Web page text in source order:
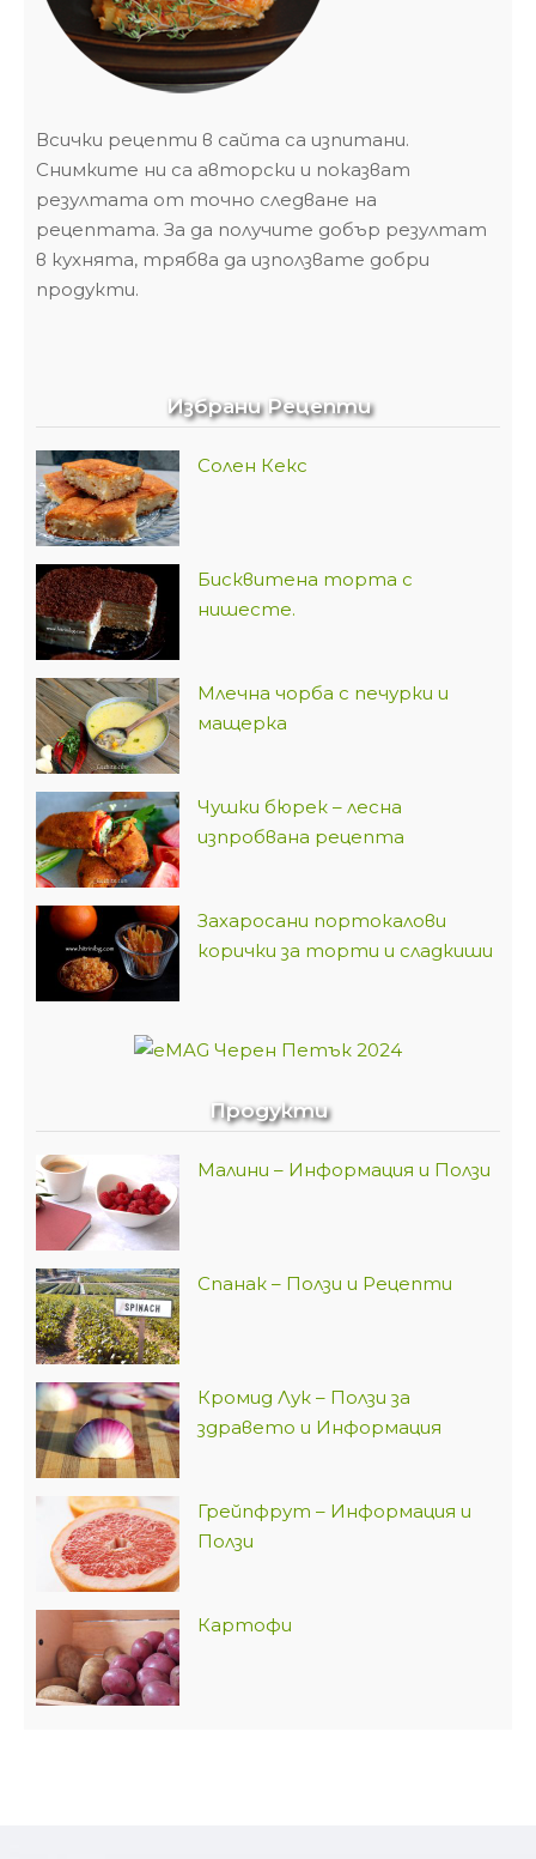
Всички рецепти в сайта са изпитани.
Снимките ни са авторски и показват
резултата от точно следване на
рецептата. За да получите добър резултат
в кухнята, трябва да използвате добри
продукти.
Избрани Рецепти
Солен Кекс
Бисквитена торта с
нишесте.
Млечна чорба с печурки и
мащерка
Чушки бюрек – лесна
изпробвана рецепта
Захаросани портокалови
корички за торти и сладкиши
Продукти
Малини – Информация и Ползи
Спанак – Ползи и Рецепти
Кромид Лук – Ползи за
здравето и Информация
Грейпфрут – Информация и
Ползи
Картофи